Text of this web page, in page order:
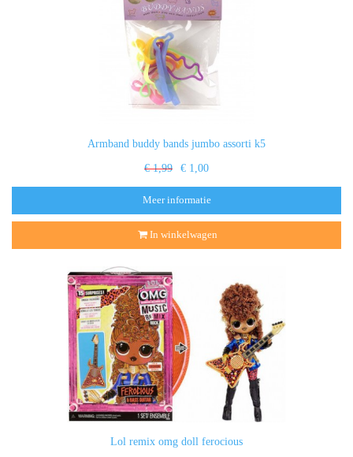
Armband buddy bands jumbo assorti k5
€ 1,99 € 1,00
Meer informatie
In winkelwagen
Lol remix omg doll ferocious